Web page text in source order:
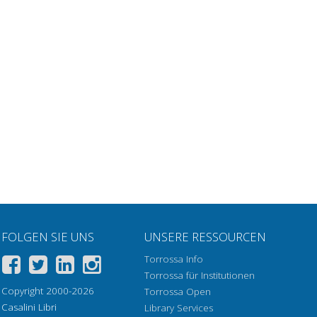
FOLGEN SIE UNS
Copyright 2000-2026
Casalini Libri
UNSERE RESSOURCEN
Torrossa Info
Torrossa für Institutionen
Torrossa Open
Library Services